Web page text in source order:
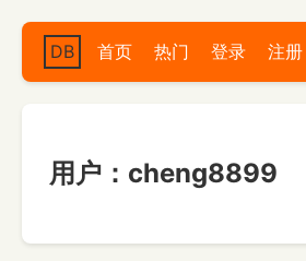
DB 首页 热门 登录 注册
用户：cheng8899